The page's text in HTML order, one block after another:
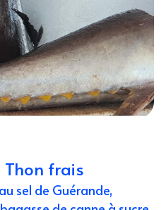
frais
sel de Guérande,